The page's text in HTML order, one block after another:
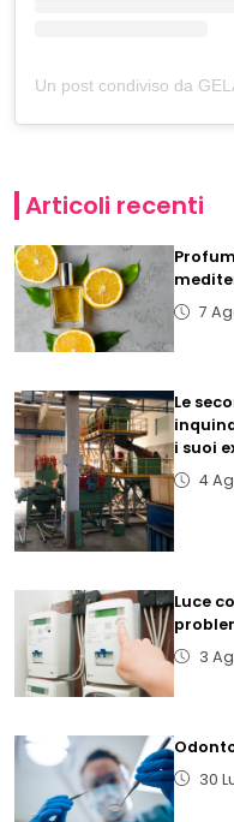
Articoli recenti
7
Le
i suoi
4
Luce
3
30